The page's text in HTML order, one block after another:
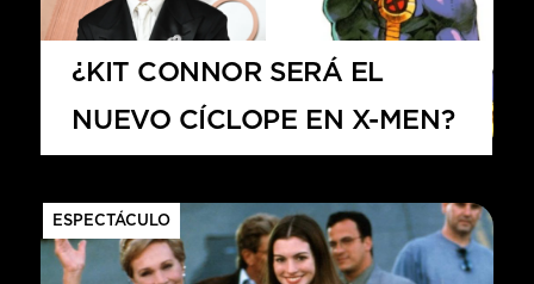
¿KIT CONNOR SERÁ EL
NUEVO CÍCLOPE EN X-MEN?
ESPECTÁCULO